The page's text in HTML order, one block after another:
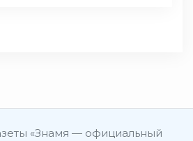
«Знамя — официальный